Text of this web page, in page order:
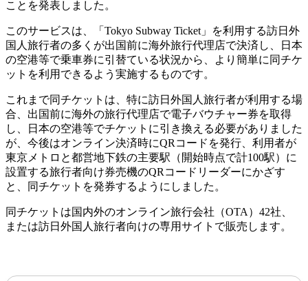
ことを発表しました。
このサービスは、「Tokyo Subway Ticket」を利用する訪日外
国人旅行者の多くが出国前に海外旅行代理店で決済し、日本
の空港等で乗車券に引替ている状況から、より簡単に同チケ
ットを利用できるよう実施するものです。
これまで同チケットは、特に訪日外国人旅行者が利用する場
合、出国前に海外の旅行代理店で電子バウチャー券を取得
し、日本の空港等でチケットに引き換える必要がありました
が、今後はオンライン決済時にQRコードを発行、利用者が
東京メトロと都営地下鉄の主要駅（開始時点で計100駅）に
設置する旅行者向け券売機のQRコードリーダーにかざす
と、同チケットを発券するようにしました。
同チケットは国内外のオンライン旅行会社（OTA）42社、
または訪日外国人旅行者向けの専用サイトで販売します。